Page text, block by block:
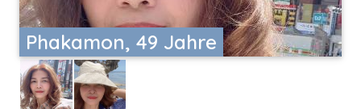
Phakamon, 49 Jahre